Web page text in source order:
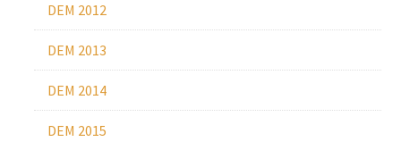
DEM 2012
DEM 2013
DEM 2014
DEM 2015